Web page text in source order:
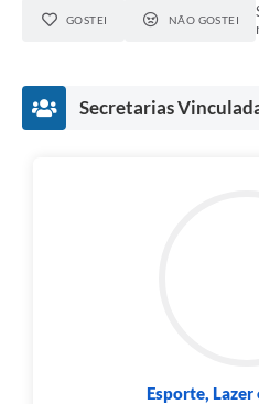
GOSTEI NÃO GOSTEI
Secretarias
Esporte,